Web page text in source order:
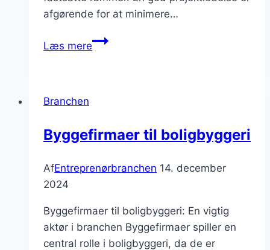
afgørende for at minimere…
Læs mereProjektledelse
Branchen
Byggefirmaer til boligbyggeri
AfEntreprenørbranchen 14. december
2024
Byggefirmaer til boligbyggeri: En vigtig
aktør i branchen Byggefirmaer spiller en
central rolle i boligbyggeri, da de er